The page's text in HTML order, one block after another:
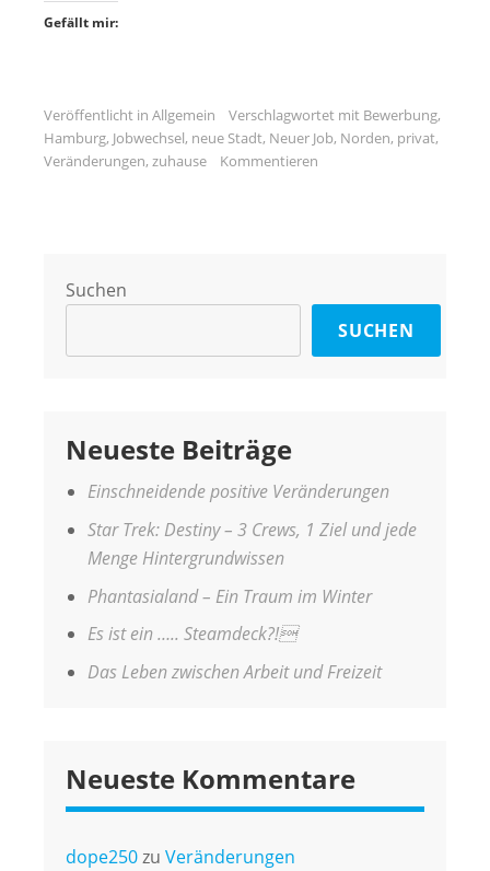
Gefällt mir:
Veröffentlicht in Allgemein Verschlagwortet mit Bewerbung,
Hamburg, Jobwechsel, neue Stadt, Neuer Job, Norden, privat,
Veränderungen, zuhause Kommentieren
Suchen
SUCHEN
Neueste Beiträge
Einschneidende positive Veränderungen
Star Trek: Destiny – 3 Crews, 1 Ziel und jede
Menge Hintergrundwissen
Phantasialand – Ein Traum im Winter
Es ist ein ….. Steamdeck?!
Das Leben zwischen Arbeit und Freizeit
Neueste Kommentare
dope250zu Veränderungen